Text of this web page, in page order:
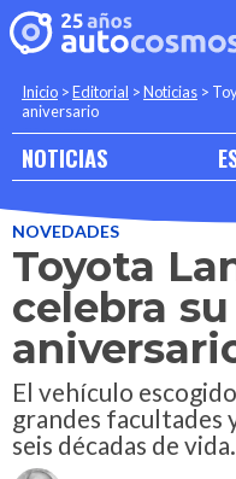
Inicio >Editorial >Noticias >
aniversario
NOTICIAS
NOVEDADES
Toyota
celebra
El vehículo
grandes facultades
seis décadas de vida.